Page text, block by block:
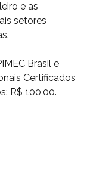
e as
setores
Brasil e
Certificados
R$ 100,00.